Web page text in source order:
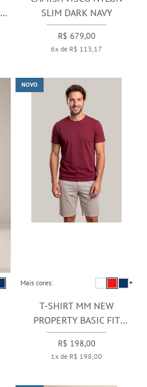
SLIM DARK NAVY
R$ 679,00
6x de R$ 113,17
Mais cores: +
T-SHIRT MM NEW
PROPERTY BASIC FIT
VINHO
R$ 198,00
1x de R$ 198,00
NOVO